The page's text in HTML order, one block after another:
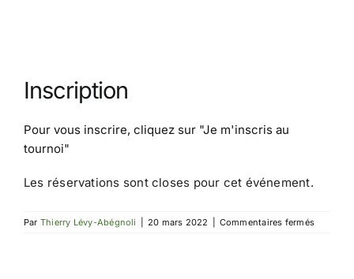
Inscription
Pour vous inscrire, cliquez sur "Je m'inscris au
tournoi"
Les réservations sont closes pour cet événement.
Par Thierry Lévy-Abégnoli 20 mars 2022 Commentaires ferméssur